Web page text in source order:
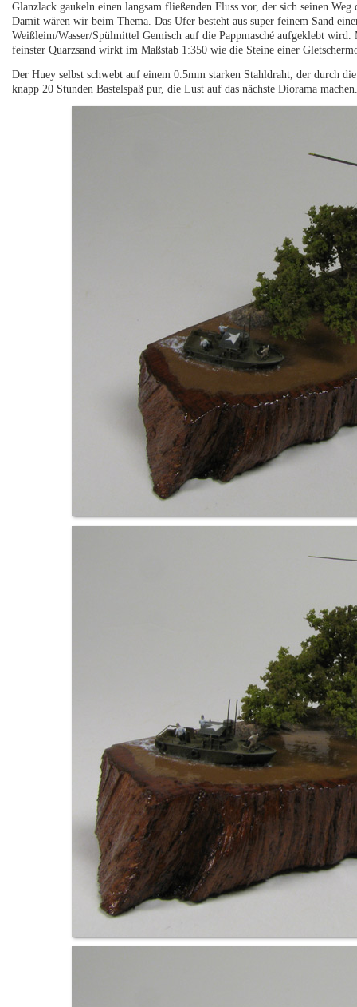
Glanzlack gaukeln einen langsam fließenden Fluss vor, der sich seinen
Damit wären wir beim Thema. Das Ufer besteht aus super feinem Sand
Weißleim/Wasser/Spülmittel Gemisch auf die Pappmasché aufgeklebt
feinster Quarzsand wirkt im Maßstab 1:350 wie die Steine einer
Der Huey selbst schwebt auf einem 0.5mm starken Stahldraht, der durch
knapp 20 Stunden Bastelspaß pur, die Lust auf das nächste Diorama